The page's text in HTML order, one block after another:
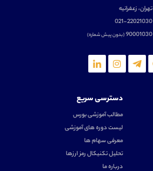
تهران، زعفرانیه
021-22021030
90001030(بدون پیش شماره)
دسترسی سریع
مطالب آموزشی بورس
لیست دوره های آموزشی
معرفی سهام ها
تحلیل تکنیکال رمز ارزها
درباره ما